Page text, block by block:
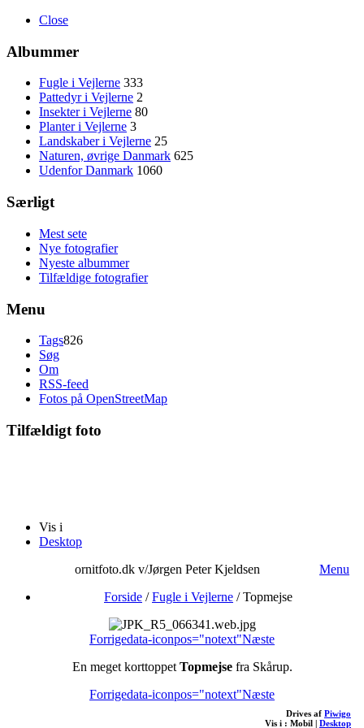
Close
Albummer
Fugle i Vejlerne 333
Pattedyr i Vejlerne 2
Insekter i Vejlerne 80
Planter i Vejlerne 3
Landskaber i Vejlerne 25
Naturen, øvrige Danmark 625
Udenfor Danmark 1060
Særligt
Mest sete
Nye fotografier
Nyeste albummer
Tilfældige fotografier
Menu
Tags826
Søg
Om
RSS-feed
Fotos på OpenStreetMap
Tilfældigt foto
Vis i
Desktop
ornitfoto.dk v/Jørgen Peter Kjeldsen
Menu
Forside /Fugle i Vejlerne /Topmejse
Forrigedata-iconpos="notext"Næste
En meget korttoppet Topmejsefra Skårup.
Forrigedata-iconpos="notext"Næste
Drives af Piwigo
Vis i : Mobil | Desktop